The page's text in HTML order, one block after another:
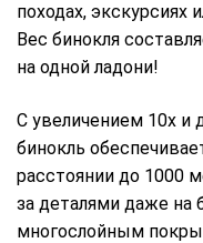
походах, экскурсиях
Вес бинокля
на одной ладони!
С увеличением 10х и
бинокль
расстоянии до 1000
за деталями даже на
многослойным